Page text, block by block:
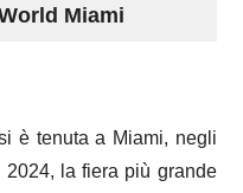
Miami
è tenuta a Miami, negli
la fiera più grande